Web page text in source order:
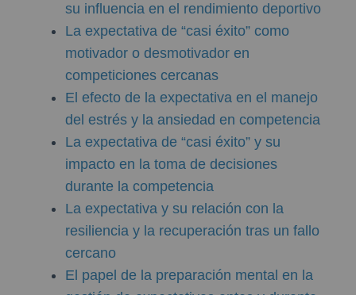
su influencia en el rendimiento deportivo
La expectativa de “casi éxito” como
motivador o desmotivador en
competiciones cercanas
El efecto de la expectativa en el manejo
del estrés y la ansiedad en competencia
La expectativa de “casi éxito” y su
impacto en la toma de decisiones
durante la competencia
La expectativa y su relación con la
resiliencia y la recuperación tras un fallo
cercano
El papel de la preparación mental en la